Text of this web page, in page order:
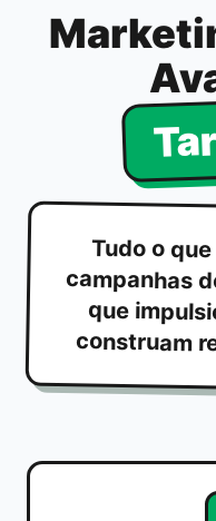
Tudo o
campanhas
que
construam